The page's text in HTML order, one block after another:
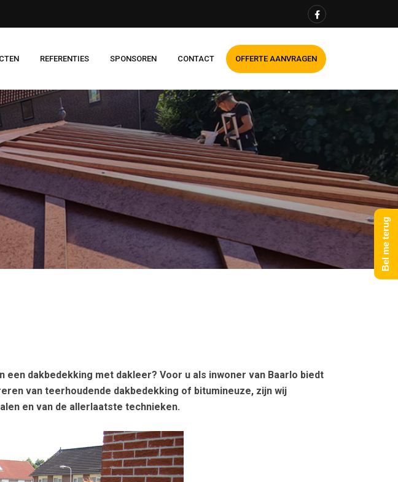
REFERENTIES SPONSOREN CONTACT OFFERTE AANVRAGEN
dakbedekking met dakleer? Voor u als inwoner van Baarlo biedt
van teerhoudende dakbedekking of bitumineuze, zijn wij
en van de allerlaatste technieken.
Bel me terug